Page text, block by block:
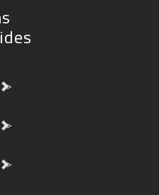
">
">
">